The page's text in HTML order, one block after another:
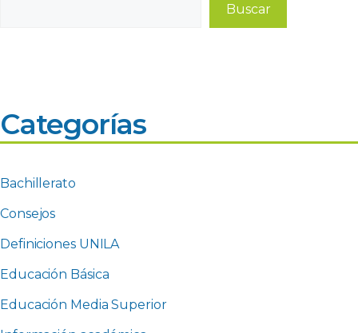
Buscar
Categorías
Bachillerato
Consejos
Definiciones UNILA
Educación Básica
Educación Media Superior